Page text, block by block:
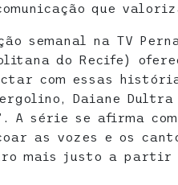
que
semanal na TV
do Recife)
com essas
Daiane
A série se afirma
as vozes e os
mais justo a partir